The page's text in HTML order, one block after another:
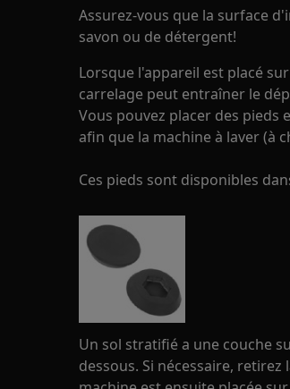
Assurez-vous que la surface
savon ou de détergent!
Lorsque l'appareil est placé
carrelage peut entraîner le
Vous pouvez placer des pieds
afin que la machine à laver (à
Ces pieds sont disponibles
Un sol stratifié a une couche
dessous. Si nécessaire,